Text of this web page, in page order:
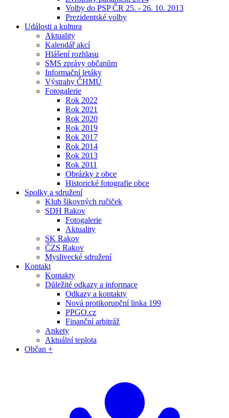
Volby do PSP ČR 25. - 26. 10. 2013
Prezidentské volby
Události a kultura
Aktuality
Kalendář akcí
Hlášení rozhlasu
SMS zprávy občanům
Informační letáky
Výstrahy ČHMÚ
Fotogalerie
Rok 2022
Rok 2021
Rok 2020
Rok 2019
Rok 2017
Rok 2014
Rok 2013
Rok 2011
Obrázky z obce
Historické fotografie obce
Spolky a sdružení
Klub šikovných ručiček
SDH Rakov
Fotogalerie
Aktuality
SK Rakov
ČZS Rakov
Myslivecké sdružení
Kontakt
Kontakty
Důležité odkazy a informace
Odkazy a kontakty
Nová protikorupční linka 199
PPGO.cz
Finanční arbitráž
Ankety
Aktuální teplota
Občan +